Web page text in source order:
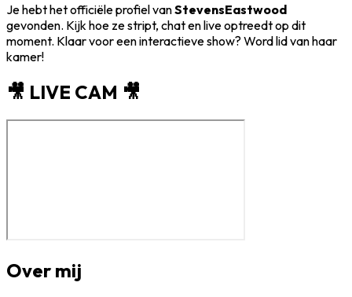
Je hebt het officiële profiel vanStevensEastwood
gevonden. Kijk hoe ze stript, chat en live optreedt op dit
moment. Klaar voor een interactieve show? Word lid van haar
kamer!
🎥 LIVE CAM 🎥
Over mij